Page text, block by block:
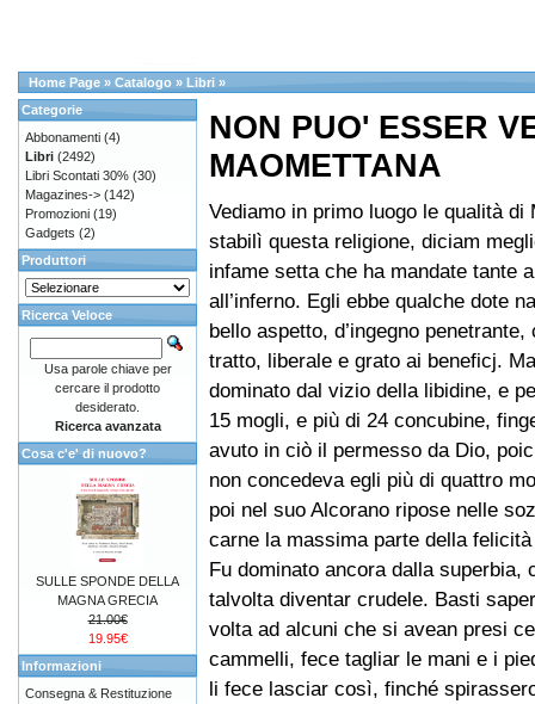
Home Page » Catalogo » Libri »
NON PUO' ESSER
MAOMETTANA
Vediamo in primo luogo le qualità di
stabilì questa religione, diciam
infame setta che ha mandate tante
all’inferno. Egli ebbe qualche dote
bello aspetto, d’ingegno
tratto, liberale e grato ai beneficj.
dominato dal vizio della libidine, e
15 mogli, e più di 24 concubine,
avuto in ciò il permesso da Dio,
non concedeva egli più di quattro
poi nel suo Alcorano ripose nelle
carne la massima parte della
Fu dominato ancora dalla superbia,
talvolta diventar crudele. Basti
volta ad alcuni che si avean presi
cammelli, fece tagliar le mani e i
li fece lasciar così, finché
Categorie
Abbonamenti (4)
Libri (2492)
Libri Scontati 30% (30)
Magazines-> (142)
Promozioni (19)
Gadgets (2)
Produttori
Ricerca Veloce
Usa parole chiave per
cercare il prodotto
desiderato.
Ricerca avanzata
Cosa c'e' di nuovo?
SULLE SPONDE DELLA
MAGNA GRECIA
21.00€
19.95€
Informazioni
Consegna & Restituzione